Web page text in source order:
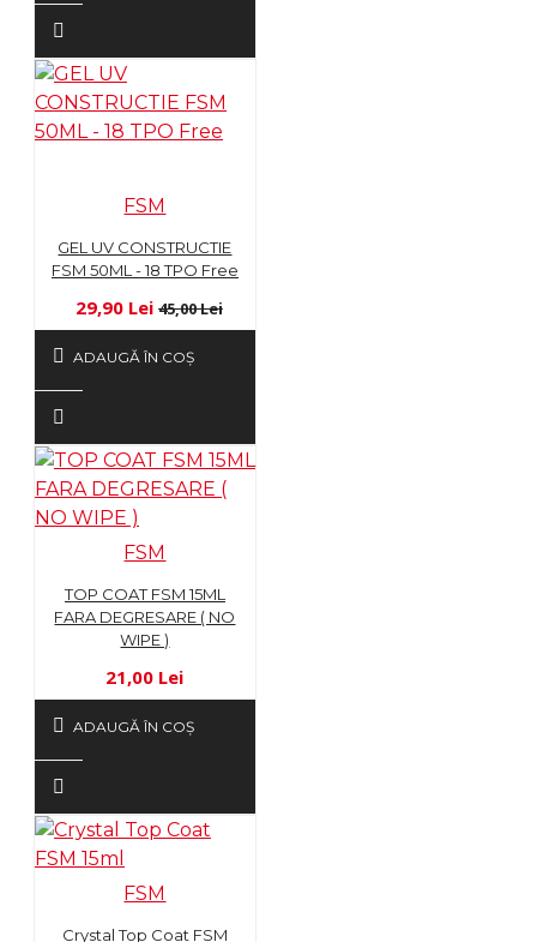
FSM
GEL UV CONSTRUCTIE
FSM 50ML - 18 TPO Free
29,90 Lei 45,00 Lei
ADAUGĂ ÎN COŞ
FSM
TOP COAT FSM 15ML
FARA DEGRESARE ( NO
WIPE )
21,00 Lei
ADAUGĂ ÎN COŞ
FSM
Crystal Top Coat FSM